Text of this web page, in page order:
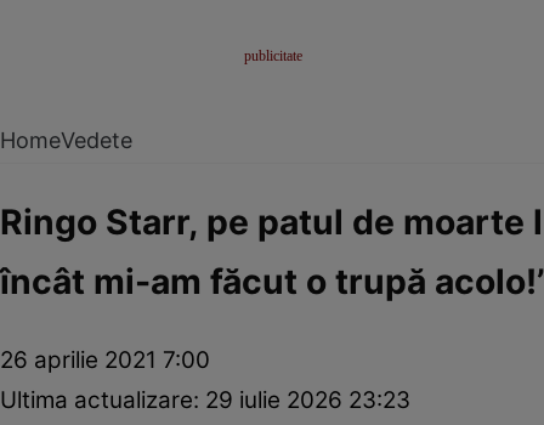
HomeVedete
Ringo Starr, pe patul de moarte
încât mi-am făcut o trupă
26 aprilie 2021 7:00
Ultima actualizare: 29 iulie 2026 23:23